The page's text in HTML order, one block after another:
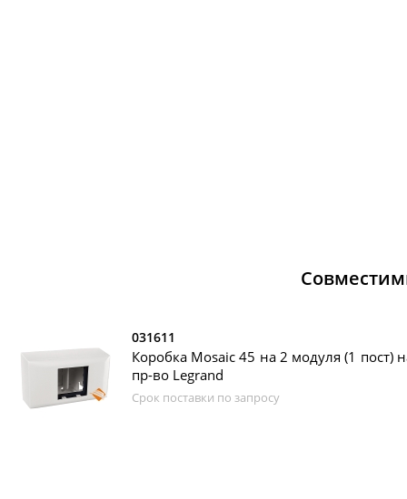
031611
Коробка Mosaic 45 на 2 модуля (1 пост)
пр-во Legrand
Срок поставки по запросу